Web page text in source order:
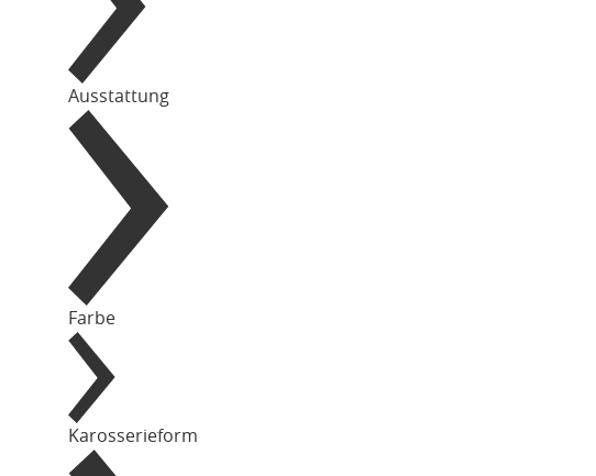
Ausstattung
Farbe
Karosserieform